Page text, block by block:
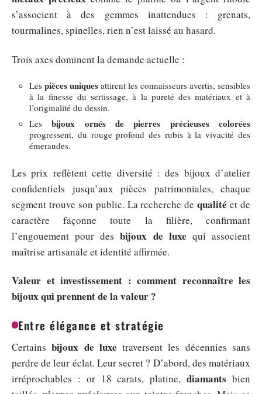
s’associent à des gemmes inattendues : grenats,
tourmalines, spinelles, rien n’est laissé au hasard.
Trois axes dominent la demande actuelle :
Les pièces uniques attirent les connaisseurs avertis, sensibles
à la finesse du sertissage, à la pureté des matériaux et à
l’originalité du dessin.
Lesbijoux ornés de pierres précieuses colorées
progressent, du rouge profond des rubis à la vivacité des
émeraudes.
Les prix reflètent cette diversité : des bijoux d’atelier
confidentiels jusqu’aux pièces patrimoniales, chaque
segment trouve son public. La recherche dequalité et de
caractère façonne toute la filière, confirmant
l’engouement pour desbijoux de luxe qui associent
maîtrise artisanale et identité affirmée.
Valeur et investissement : comment reconnaître les
bijoux qui prennent de la valeur ?
Entre élégance et stratégie
Certainsbijoux de luxe traversent les décennies sans
perdre de leur éclat. Leur secret ? D’abord, des matériaux
irréprochables : or 18 carats, platine,diamants bien